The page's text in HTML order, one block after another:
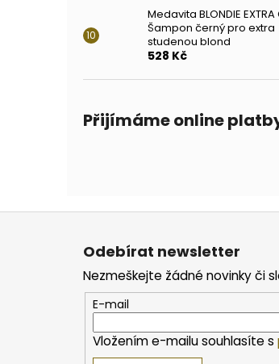
Medavita BLONDIE EXTRA
Šampon černý pro extra
studenou blond
528 Kč
Přijímáme online
Z
Odebírat newsletter
Nezmeškejte žádné novinky či
E-mail
Vložením e-mailu souhlasíte s